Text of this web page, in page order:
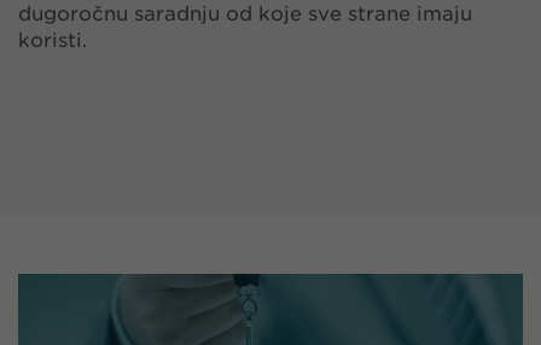
dugoročnu saradnju od koje sve strane imaju
koristi.